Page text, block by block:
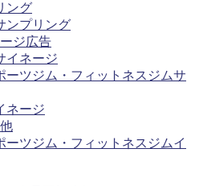
ング
ンプリング
ジ広告
イネージ
ーツジム・フィットネスジムサ
ネージ
ーツジム・フィットネスジムイ